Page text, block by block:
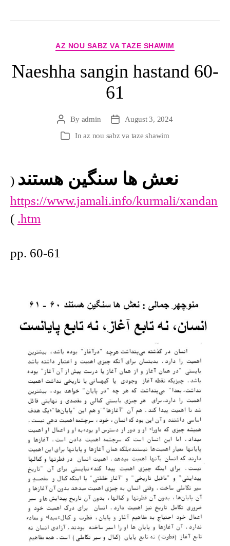
Categories
AZ NOU SABZ VA TAZE SHAWIM
Naeshha sangin hastand 60-
61
Post
author
By admin
PostAugust 3, 2024
Categories
Inaz nou sabz va taze shawim
نعش ها سنگین هستند (
https://www.jamali.info/kurmali/xandan
.htm
)
pp. 60-61